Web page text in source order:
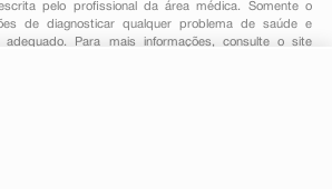
pelo profissional da área médica. Somente o
de diagnosticar qualquer problema de saúde e
Para mais informações, consulte o site